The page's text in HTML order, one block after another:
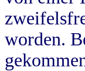
worden.